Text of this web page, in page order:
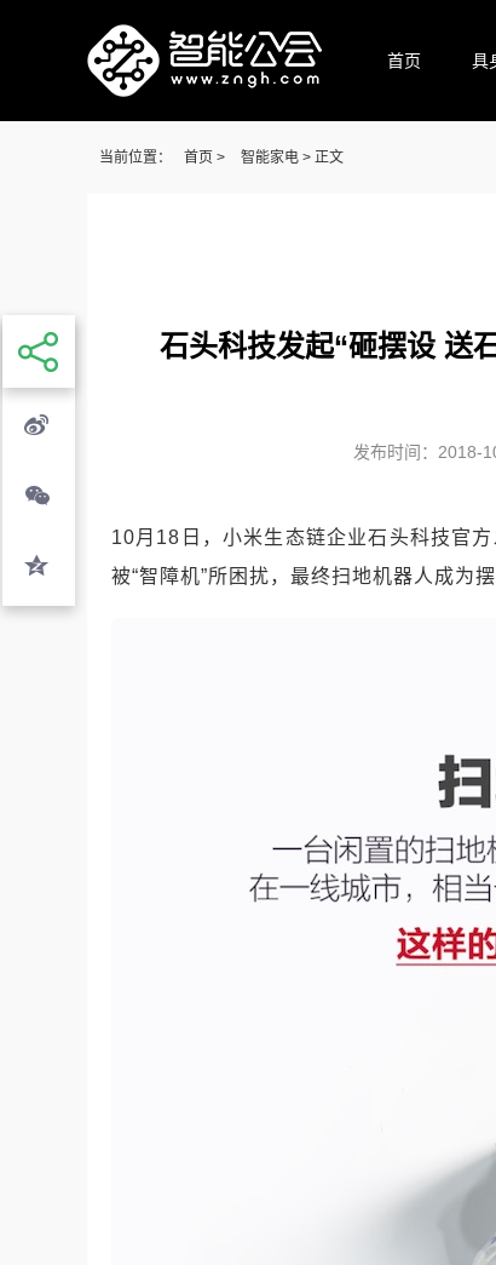
首页 具
当前位置： 首页 > 智能家电 > 正文
石头科技发起“砸摆设 送
发布时间：2018-
10月18日，小米生态链企业石头科技官
被“智障机”所困扰，最终扫地机器人成为摆